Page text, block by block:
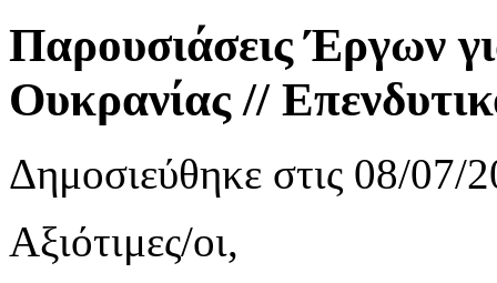
Παρουσιάσεις Έργων
Ουκρανίας //
Δημοσιεύθηκε στις 08/07/
Αξιότιμες/οι,